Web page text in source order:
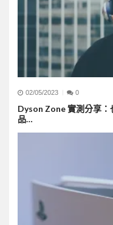
02/05/2023 0
Dyson Zone 實測分享
品…